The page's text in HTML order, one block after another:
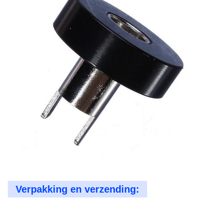
Verpakking en verzending: